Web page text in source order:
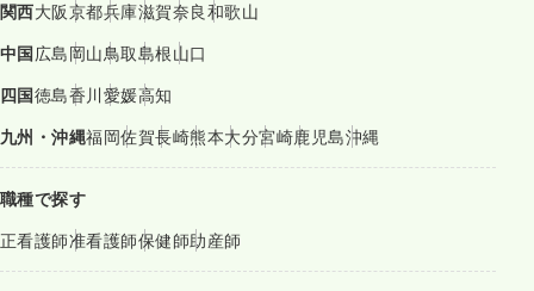
関西大阪京都兵庫滋賀奈良和歌山
中国広島岡山鳥取島根山口
四国徳島香川愛媛高知
九州・沖縄福岡佐賀長崎熊本大分宮崎鹿児島沖縄
職種で探す
正看護師准看護師保健師助産師